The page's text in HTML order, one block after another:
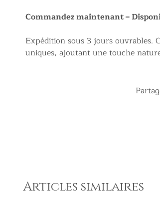
Commandez maintenant –
Expédition sous 3 jours ouvrables.
uniques, ajoutant une touche
Articles similaires